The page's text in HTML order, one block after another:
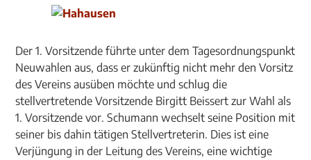
Der 1. Vorsitzende führte unter dem Tagesordnungspunkt
Neuwahlen aus, dass er zukünftig nicht mehr den Vorsitz
des Vereins ausüben möchte und schlug die
stellvertretende Vorsitzende Birgitt Beissert zur Wahl als
1. Vorsitzende vor. Schumann wechselt seine Position mit
seiner bis dahin tätigen Stellvertreterin. Dies ist eine
Verjüngung in der Leitung des Vereins, eine wichtige